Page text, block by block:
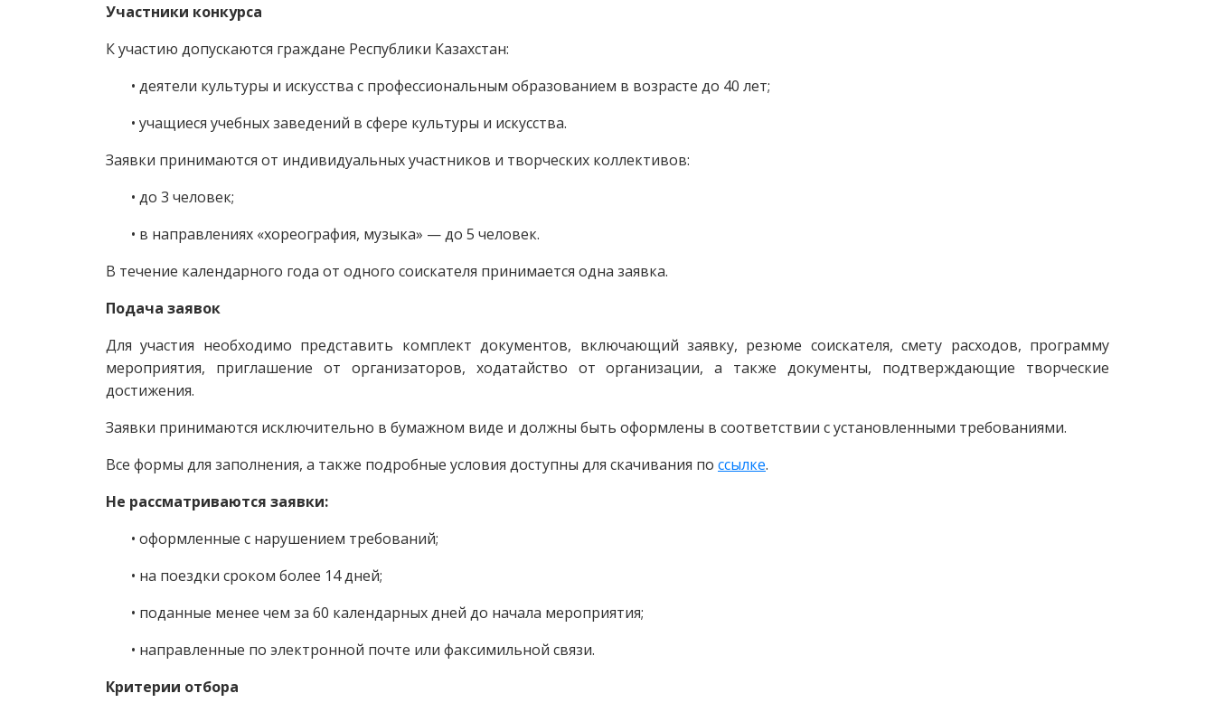
Участники конкурса
К участию допускаются граждане Республики Казахстан:
• деятели культуры и искусства с профессиональным образованием в возрасте до 40 лет;
• учащиеся учебных заведений в сфере культуры и искусства.
Заявки принимаются от индивидуальных участников и творческих коллективов:
• до 3 человек;
• в направлениях «хореография, музыка» — до 5 человек.
В течение календарного года от одного соискателя принимается одна заявка.
Подача заявок
Для участия необходимо представить комплект документов, включающий заявку, резюме соискателя, смету расходов, программу
мероприятия, приглашение от организаторов, ходатайство от организации, а также документы, подтверждающие творческие
достижения.
Заявки принимаются исключительно в бумажном виде и должны быть оформлены в соответствии с установленными требованиями.
Все формы для заполнения, а также подробные условия доступны для скачивания по ссылке.
Не рассматриваются заявки:
• оформленные с нарушением требований;
• на поездки сроком более 14 дней;
• поданные менее чем за 60 календарных дней до начала мероприятия;
• направленные по электронной почте или факсимильной связи.
Критерии отбора